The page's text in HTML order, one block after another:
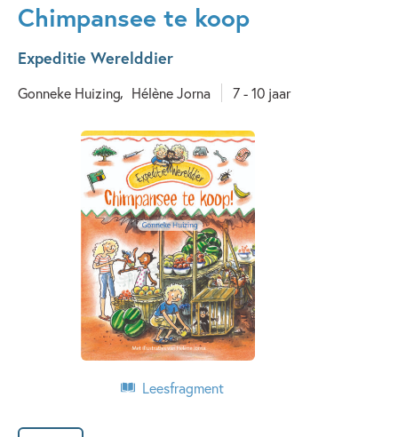
Chimpansee te koop
Expeditie Werelddier
Gonneke Huizing Hélène Jorna 7 - 10 jaar
Leesfragment